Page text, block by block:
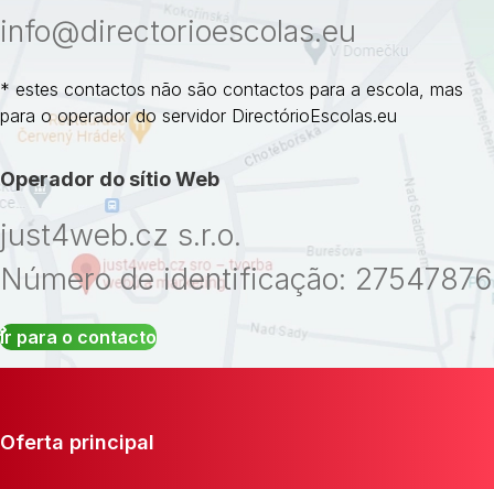
info@directorioescolas.eu
* estes contactos não são contactos para a escola, mas
para o operador do servidor DirectórioEscolas.eu
Operador do sítio Web
just4web.cz s.r.o.
Número de identificação: 27547876
Ir para o contacto
Oferta principal